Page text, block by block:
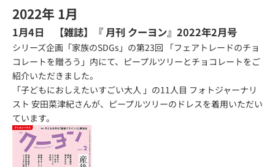
2022年 1月
1月4日 【雑誌】『月刊 クーヨン』2022年2月号
シリーズ企画「家族のSDGs」の第23回 「フェアトレードのチョ
コレートを贈ろう」内にて、ピープルツリーとチョコレートをご
紹介いただきました。
「子どもにおしえたいすごい大人 」の11人目 フォトジャーナリ
スト 安田菜津紀さんが、ピープルツリーのドレスを着用いただい
ています。